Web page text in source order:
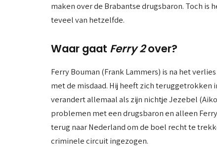
maken over de Brabantse drugsbaron. Toch is
teveel van hetzelfde.
Waar gaat Ferry 2over?
Ferry Bouman (Frank Lammers) is na het
met de misdaad. Hij heeft zich teruggetrokken
verandert allemaal als zijn nichtje Jezebel
problemen met een drugsbaron en alleen
terug naar Nederland om de boel recht te
criminele circuit ingezogen.